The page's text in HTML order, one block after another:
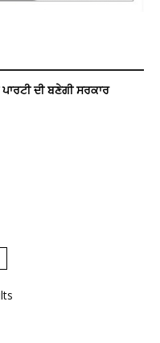
ਦੀ ਬਣੇਗੀ ਸਰਕਾਰ